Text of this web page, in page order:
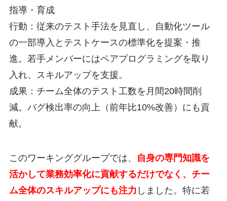
指導・育成
行動：従来のテスト手法を見直し、自動化ツール
の一部導入とテストケースの標準化を提案・推
進。若手メンバーにはペアプログラミングを取り
入れ、スキルアップを支援。
成果：チーム全体のテスト工数を月間20時間削
減。バグ検出率の向上（前年比10%改善）にも貢
献。
このワーキンググループでは、
自身の専門知識を
活かして業務効率化に貢献するだけでなく、チー
ム全体のスキルアップにも注力 しました。特に若